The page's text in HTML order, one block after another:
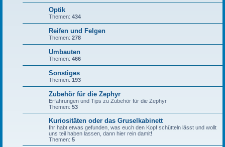
Optik
Themen: 434
Reifen und Felgen
Themen: 278
Umbauten
Themen: 466
Sonstiges
Themen: 193
Zubehör für die Zephyr
Erfahrungen und Tips zu Zubehör für die Zephyr
Themen: 53
Kuriositäten oder das Gruselkabinett
Ihr habt etwas gefunden, was euch den Kopf schütteln lässt und wollt
uns teil haben lassen, dann hier rein damit!
Themen: 5